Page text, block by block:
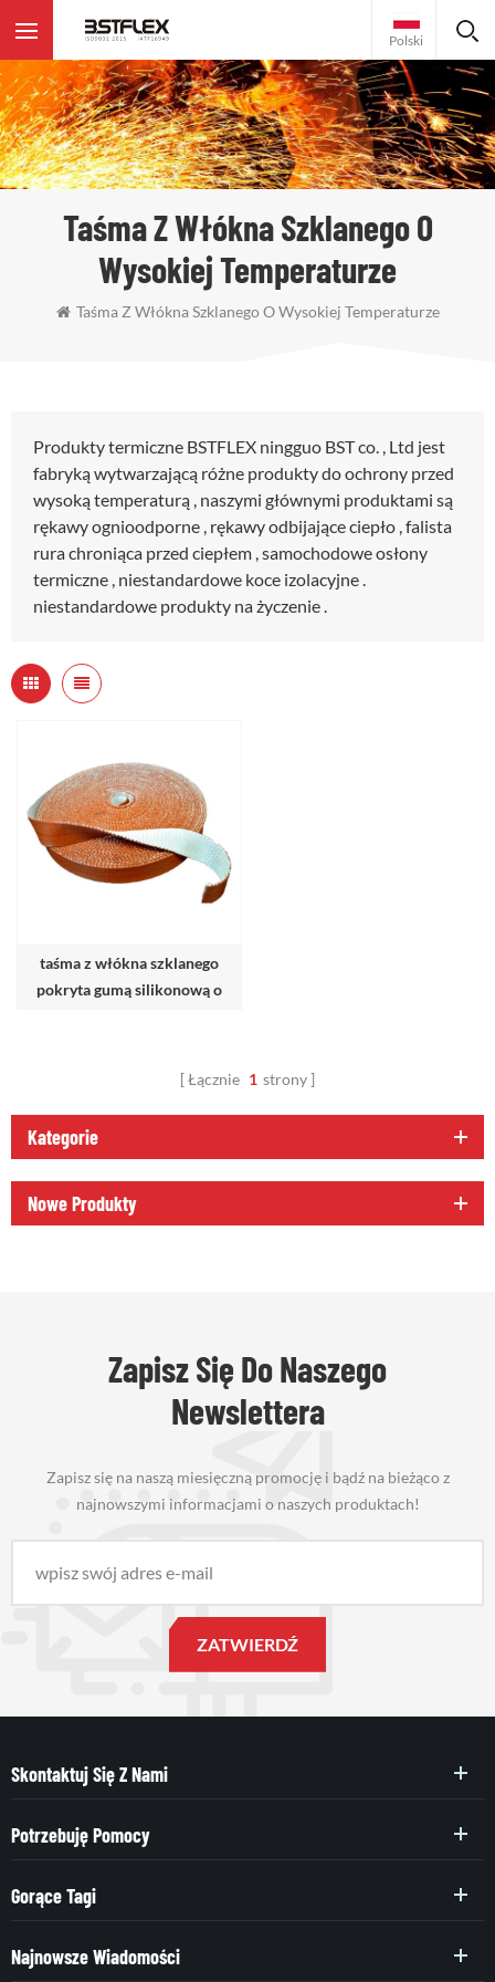
Polski
Taśma Z Włókna Szklanego O
Wysokiej Temperaturze
Taśma Z Włókna Szklanego O Wysokiej Temperaturze
Produkty termiczne BSTFLEX ningguo BST co. , Ltd jest
fabryką wytwarzającą różne produkty do ochrony przed
wysoką temperaturą , naszymi głównymi produktami są
rękawy ognioodporne , rękawy odbijające ciepło , falista
rura chroniąca przed ciepłem , samochodowe osłony
termiczne , niestandardowe koce izolacyjne .
niestandardowe produkty na życzenie .
taśma z włókna szklanego
pokryta gumą silikonową o
Łącznie 1 strony
Kategorie
Nowe Produkty
Zapisz Się Do Naszego
Newslettera
Zapisz się na naszą miesięczną promocję i bądź na bieżąco z
najnowszymi informacjami o naszych produktach!
Skontaktuj Się Z Nami
Potrzebuję Pomocy
Gorące Tagi
Najnowsze Wiadomości